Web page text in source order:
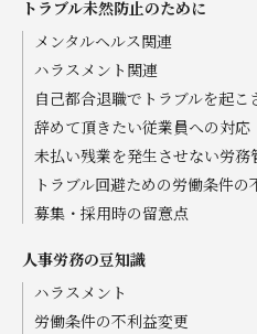
トラブル未然防止のために
メンタルヘルス関連
ハラスメント関連
自己都合退職でトラブルを起こ
辞めて頂きたい従業員への対応
未払い残業を発生させない労務
トラブル回避ための労働条件
募集・採用時の留意点
人事労務の豆知識
ハラスメント
労働条件の不利益変更